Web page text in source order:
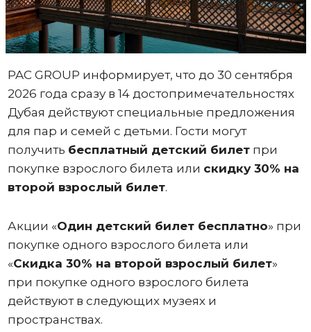
PAC GROUP информирует, что до 30 сентября
2026 года сразу в 14 достопримечательностях
Дубая действуют специальные предложения
для пар и семей с детьми. Гости могут
получить бесплатный детский билетпри
покупке взрослого билета или скидку 30% на
второй взрослый билет.
Акции «Один детский билет бесплатно» при
покупке одного взрослого билета или
«Скидка 30% на второй взрослый билет»
при покупке одного взрослого билета
действуют в следующих музеях и
пространствах.